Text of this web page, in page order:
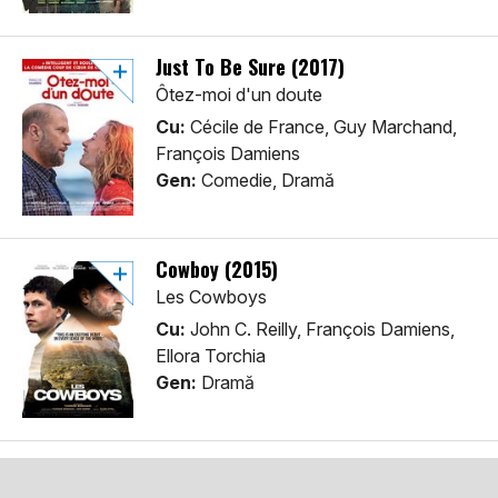
Just To Be Sure (2017)
Ôtez-moi d'un doute
Cu: Cécile de France, Guy Marchand,
François Damiens
Gen: Comedie, Dramă
Cowboy (2015)
Les Cowboys
Cu: John C. Reilly, François Damiens,
Ellora Torchia
Gen: Dramă